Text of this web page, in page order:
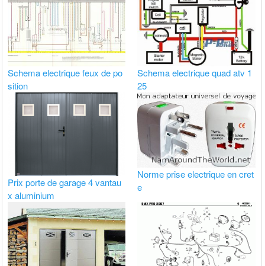
Schema electrique feux de po
sition
Schema electrique quad atv 1
25
Prix porte de garage 4 vantau
x aluminium
Norme prise electrique en cret
e